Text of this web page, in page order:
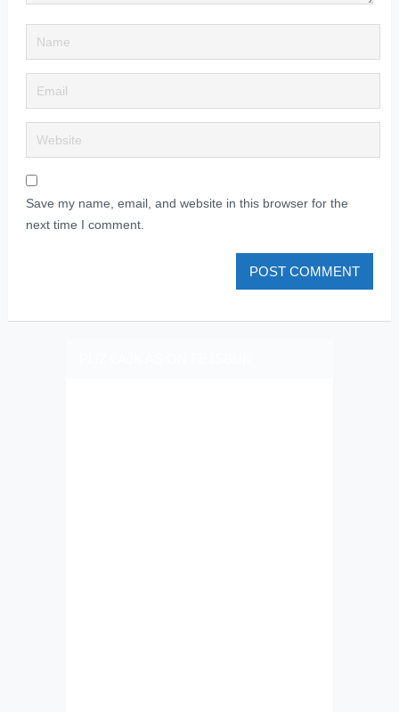
Save my name, email, and website in this browser for the
next time I comment.